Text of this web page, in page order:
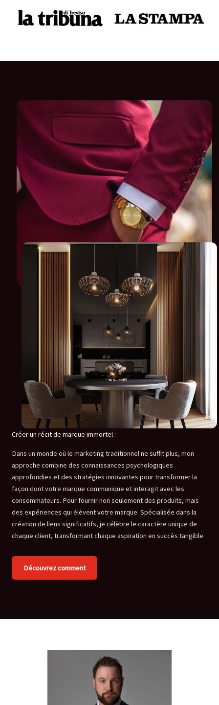
Créer un récit de marque immortel :
Dans un monde où le marketing traditionnel ne suffit plus, mon
approche combine des connaissances psychologiques
approfondies et des stratégies innovantes pour transformer la
façon dont votre marque communique et interagit avec les
consommateurs. Pour fournir non seulement des produits, mais
des expériences qui élèvent votre marque. Spécialisée dans la
création de liens significatifs, je célèbre le caractère unique de
chaque client, transformant chaque aspiration en succès tangible.
Découvrez comment